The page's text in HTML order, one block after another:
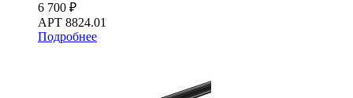
6 700 ₽
АРТ 8824.01
Подробнее